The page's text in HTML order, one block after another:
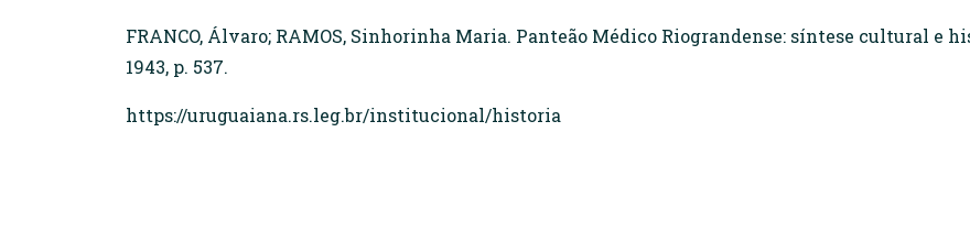
FRANCO, Álvaro; RAMOS, Sinhorinha Maria. Panteão Médico Riograndense: síntese cultural e
1943, p. 537.
https://uruguaiana.rs.leg.br/institucional/historia